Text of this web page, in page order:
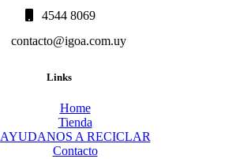
4544 8069
contacto@igoa.com.uy
Links
Home
Tienda
AYUDANOS A RECICLAR
Contacto